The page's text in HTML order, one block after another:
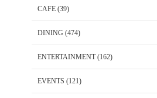
CAFE (39)
DINING (474)
ENTERTAINMENT(162)
EVENTS (121)